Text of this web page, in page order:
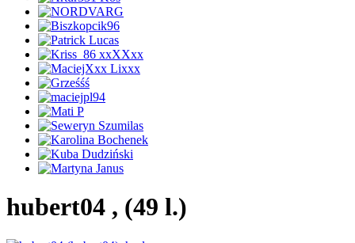
hubert04 , (49 l.)